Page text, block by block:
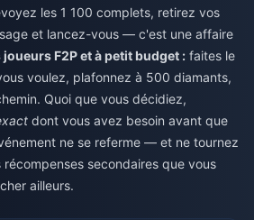
les 1 100 complets, retirez vos
et lancez-vous — c'est une affaire
joueurs F2P et à petit budget : faites le
voulez, plafonnez à 500 diamants,
Quoi que vous décidiez,
dont vous avez besoin avant que
ne se referme — et ne tournez
récompenses secondaires que vous
ailleurs.